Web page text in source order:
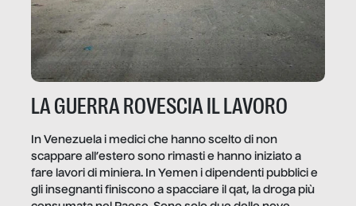
LA GUERRA ROVESCIA IL LAVORO
In Venezuela i medici che hanno scelto di non
scappare all’estero sono rimasti e hanno iniziato a
fare lavori di miniera. In Yemen i dipendenti pubblici e
gli insegnanti finiscono a spacciare il qat, la droga più